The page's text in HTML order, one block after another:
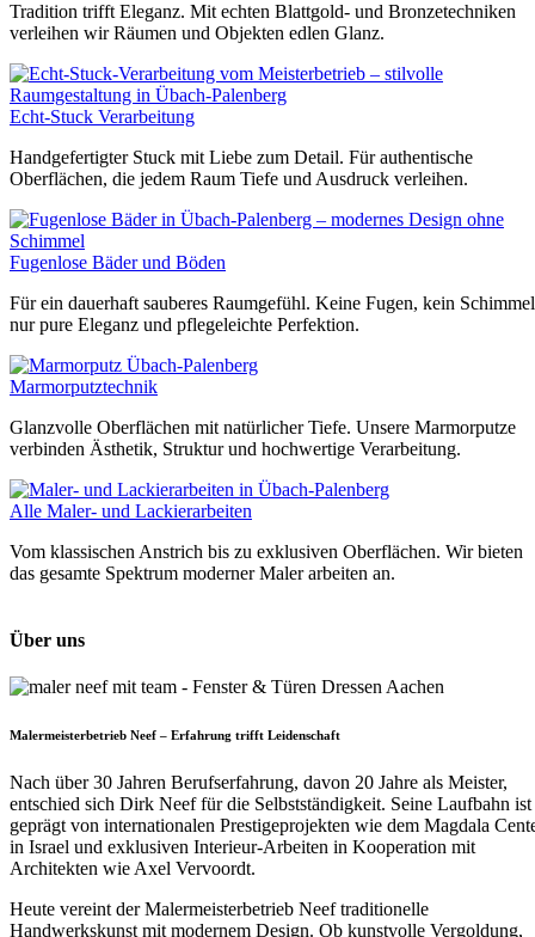
Tradition trifft Eleganz. Mit echten Blattgold- und Bronzetechniken
verleihen wir Räumen und Objekten edlen Glanz.
Echt-Stuck Verarbeitung
Handgefertigter Stuck mit Liebe zum Detail. Für authentische
Oberflächen, die jedem Raum Tiefe und Ausdruck verleihen.
Fugenlose Bäder und Böden
Für ein dauerhaft sauberes Raumgefühl. Keine Fugen, kein Schimmel
nur pure Eleganz und pflegeleichte Perfektion.
Marmorputztechnik
Glanzvolle Oberflächen mit natürlicher Tiefe. Unsere Marmorputze
verbinden Ästhetik, Struktur und hochwertige Verarbeitung.
Alle Maler- und Lackierarbeiten
Vom klassischen Anstrich bis zu exklusiven Oberflächen. Wir bieten
das gesamte Spektrum moderner Maler arbeiten an.
Über uns
Malermeisterbetrieb Neef – Erfahrung trifft Leidenschaft
Nach über 30 Jahren Berufserfahrung, davon 20 Jahre als Meister,
entschied sich Dirk Neef für die Selbstständigkeit. Seine Laufbahn ist
geprägt von internationalen Prestigeprojekten wie dem Magdala
in Israel und exklusiven Interieur-Arbeiten in Kooperation mit
Architekten wie Axel Vervoordt.
Heute vereint der Malermeisterbetrieb Neef traditionelle
Handwerkskunst mit modernem Design. Ob kunstvolle Vergoldung,